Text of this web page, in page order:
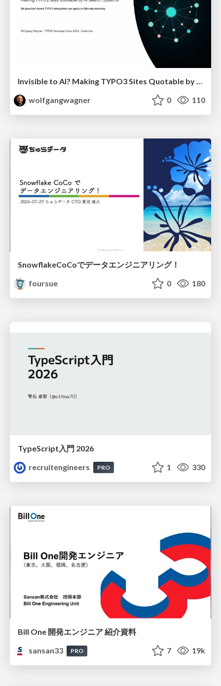
Invisible to AI? Making TYPO3 Sites Quotable by AI Search Systems
wolfgangwagner
0 110
SnowflakeCoCoでデータエンジニアリング！
foursue
0 180
TypeScript入門 2026
recruitengineers
PRO 1 330
Bill One 開発エンジニア 紹介資料
sansan33
PRO 7 19k